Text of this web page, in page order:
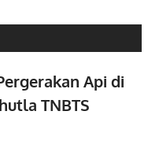
Api di
TNBTS